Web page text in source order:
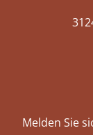
Melden Sie